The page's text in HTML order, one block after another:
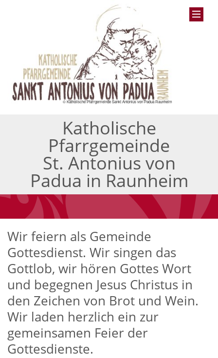
© Katholische Pfarrgemeinde Sankt Antonius von Padua Raunheim
Katholische
Pfarrgemeinde
St. Antonius von
Padua in Raunheim
Wir feiern als Gemeinde
Gottesdienst. Wir singen das
Gottlob, wir hören Gottes Wort
und begegnen Jesus Christus in
den Zeichen von Brot und Wein.
Wir laden herzlich ein zur
gemeinsamen Feier der
Gottesdienste.